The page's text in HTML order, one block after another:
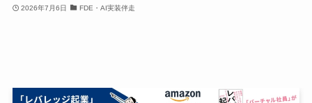
2026年7月6日 FDE・AI実装伴走